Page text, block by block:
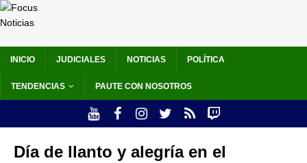
INICIO JUDICIALES NOTICIAS POLÍTICA
TENDENCIAS PAUTE CON NOSOTROS
Día de llanto y alegría en el